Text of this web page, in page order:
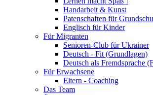
Handarbeit & Kunst
Patenschaften für
Englisch für Kinder
Für Migranten
Senioren-Club für Ukrainer
Deutsch - Fit (Grundlagen)
Deutsch als Fremdsprache
Für Erwachsene
Eltern - Coaching
Das Team